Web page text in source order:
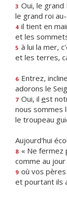
3 Oui, le grand
le grand roi
4 il tient en
et les
5 à lui la mer,
et les terres,
6 Entrez,
adorons le
7 Oui, il est
nous sommes
le troupeau
Aujourd'hui
8 « Ne
comme au
9 où vos
et pourtant ils